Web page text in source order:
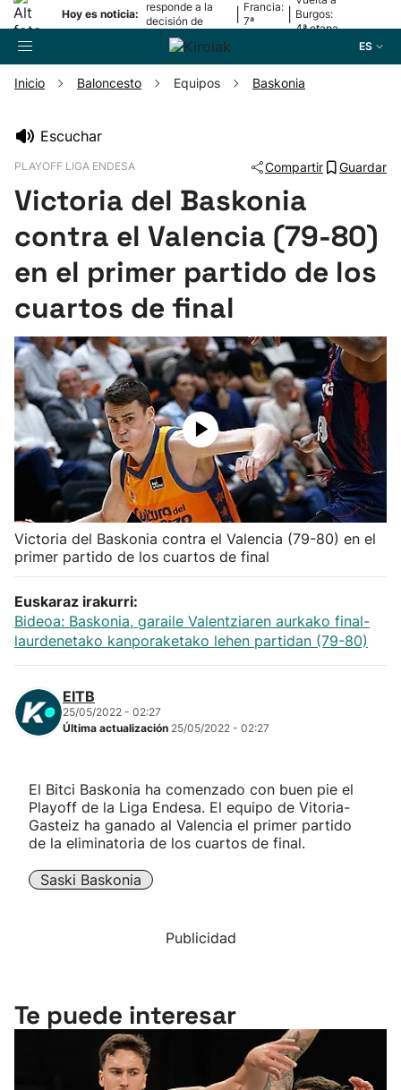
Hoy es noticia:
responde a la
decisión de
Oriamendi
Francia:
7ª
Burgos:
4ª etapa
ES
Pelota
Remo
Ciclismo
Herri-kirolak
Balonmano
Kirolak 360
Atletismo
Carreras de montaña
"Helmuga"
Inicio Baloncesto Equipos Baskonia
Escuchar
PLAYOFF LIGA ENDESA Compartir Guardar
Victoria del Baskonia
contra el Valencia (79-80)
en el primer partido de los
cuartos de final
Victoria del Baskonia contra el Valencia (79-80) en el
primer partido de los cuartos de final
Euskaraz irakurri:
Bideoa: Baskonia, garaile Valentziaren aurkako final-
laurdenetako kanporaketako lehen partidan (79-80)
EITB
25/05/2022 - 02:27
Última actualización 25/05/2022 - 02:27
El Bitci Baskonia ha comenzado con buen pie el
Playoff de la Liga Endesa. El equipo de Vitoria-
Gasteiz ha ganado al Valencia el primer partido
de la eliminatoria de los cuartos de final.
Saski Baskonia
Publicidad
Te puede interesar